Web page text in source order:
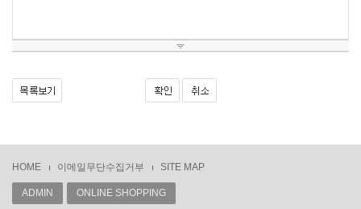
HOME 이메일무단수집거부 SITE MAP
ADMIN ONLINE SHOPPING